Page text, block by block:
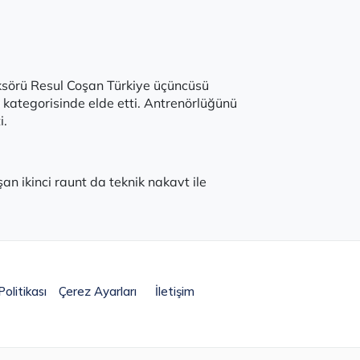
Resul Coşan Türkiye üçüncüsü
kategorisinde elde etti. Antrenörlüğünü
ikinci raunt da teknik nakavt ile
Çerez Ayarları İletişim